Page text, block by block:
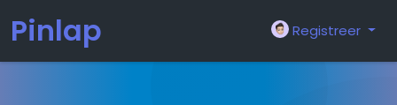
Pinlap Registreer